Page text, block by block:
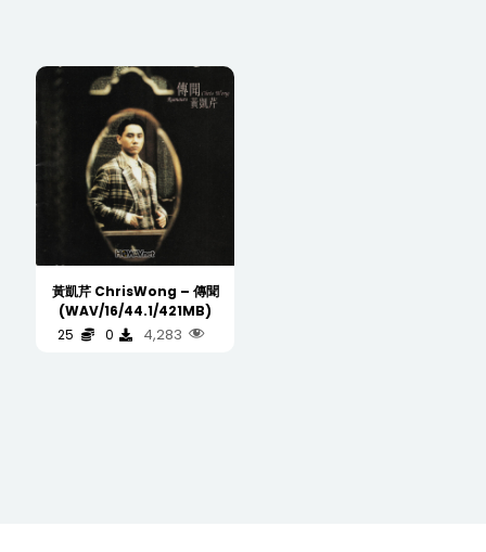
黃凱芹 ChrisWong – 傳聞
(WAV/16/44.1/421MB)
25
0 4,283